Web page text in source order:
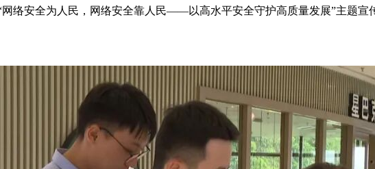
网络安全为人民，网络安全靠人民——以高水平安全守护高质量发展”主题